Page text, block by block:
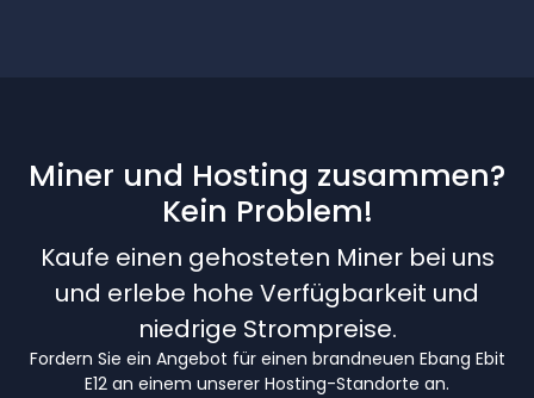
Miner und Hosting zusammen?
Kein Problem!
Kaufe einen gehosteten Miner bei uns
und erlebe hohe Verfügbarkeit und
niedrige Strompreise.
Fordern Sie ein Angebot für einen brandneuen Ebang Ebit
E12 an einem unserer Hosting-Standorte an.